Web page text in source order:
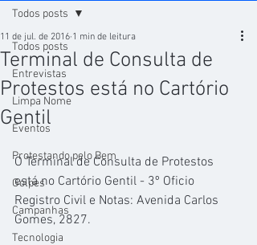
Todos posts
Entrevistas
Limpa Nome
Eventos
Protestando pelo Bem
Golpes
Campanhas
Tecnologia
Todos posts
Terminal de Consulta de
Protestos está no Cartório
Gentil
11 de jul. de 2016 1 min de leitura
O Terminal de Consulta de Protestos
está no Cartório Gentil - 3º Oficio
Registro Civil e Notas: Avenida Carlos
Gomes, 2827.